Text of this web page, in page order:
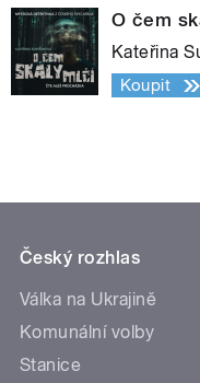
O čem
Kateřina
Koupit
Český rozhlas
Válka na Ukrajině
Komunální volby
Stanice